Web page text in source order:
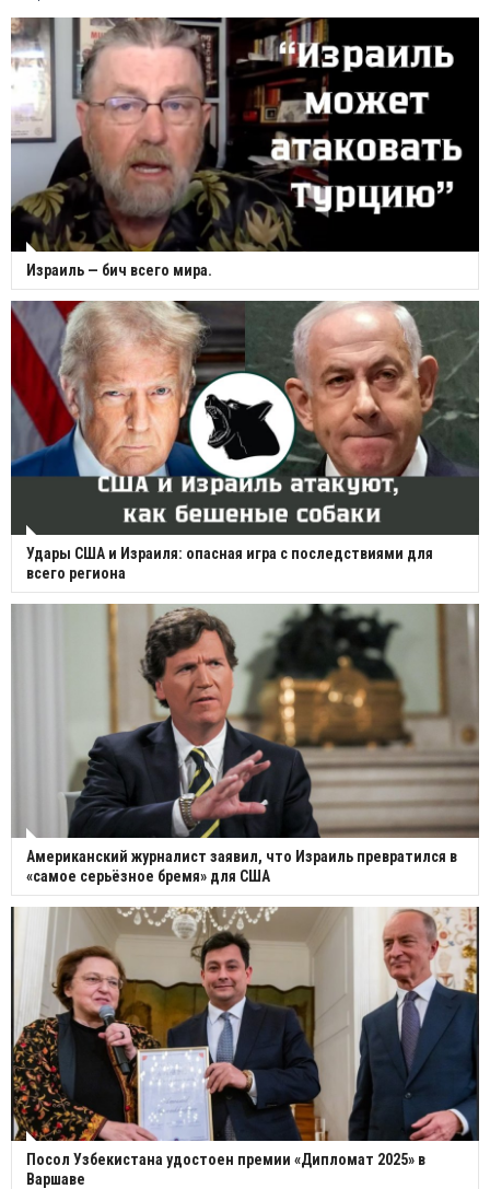
Израиль — бич всего мира.
Удары США и Израиля: опасная игра с последствиями для
всего региона
Американский журналист заявил, что Израиль превратился в
«самое серьёзное бремя» для США
Посол Узбекистана удостоен премии «Дипломат 2025» в
Варшаве